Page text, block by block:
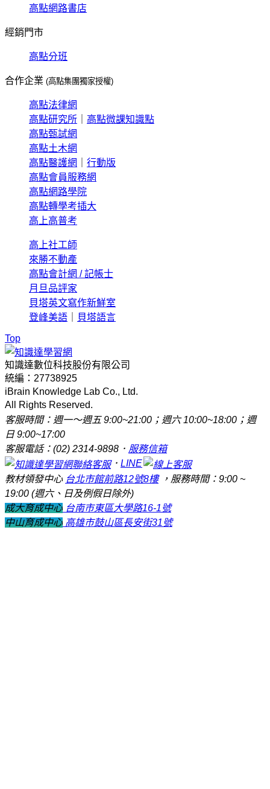
高點網路書店
經銷門市
高點分班
合作企業 (高點集團獨家授權)
高點法律網
高點研究所
高點微課知識點
高點甄試網
高點土木網
高點醫護網
行動版
高點會員服務網
高點網路學院
高點轉學考插大
高上高普考
高上社工師
來勝不動產
高點會計網 / 記帳士
月旦品評家
貝塔英文寫作新鮮室
登峰美語
貝塔語言
Top
知識達數位科技股份有限公司
統編：27738925
iBrain Knowledge Lab Co., Ltd.
All Rights Reserved.
客服時間：週一～週五 9:00~21:00；週六 10:00~18:00；週
日 9:00~17:00
客服電話：(02) 2314-9898． 服務信箱
． LINE
教材領發中心 台北市館前路12號8樓，服務時間：9:00 ~
19:00 (週六、日及例假日除外)
成大育成中心 台南市東區大學路16-1號
中山育成中心 高雄市鼓山區長安街31號